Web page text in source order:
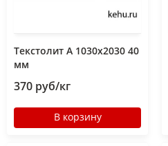
Текстолит А 1030х2030 40
мм
370 руб/кг
В корзину